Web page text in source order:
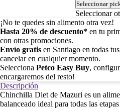
Seleccionar
Seleccionar
¡No te quedes sin alimento otra vez!
Hasta 20% de descuento* en tu
con otras promociones.
Envío gratis en Santiago en todas
cancelar en cualquier momento.
Selecciona Petco Easy Buy,
encargaremos del resto!
Descripción
Chinchilla Diet de Mazuri es un
balanceado ideal para todas las